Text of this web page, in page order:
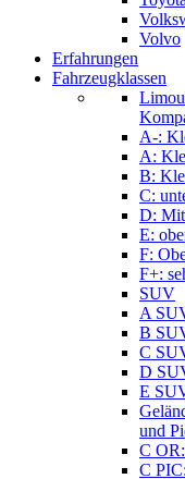
Volvo
Erfahrungen
Fahrzeugklassen
A-:
A:
B:
C:
D:
E:
F:
F+:
SUV
A
B
C
D
E
und
C
C